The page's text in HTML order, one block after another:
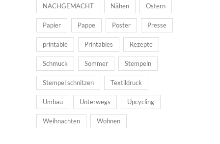
NACHGEMACHT Nähen Ostern
Papier Pappe Poster Presse
printable Printables Rezepte
Schmuck Sommer Stempeln
Stempel schnitzen Textildruck
Umbau Unterwegs Upcycling
Weihnachten Wohnen